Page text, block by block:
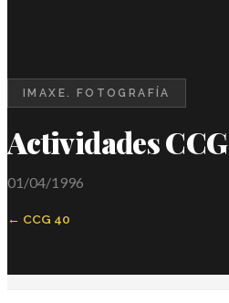
IMAXE. FOTOGRAFÍA
Actividades CCG
01/04/1996
CCG 40